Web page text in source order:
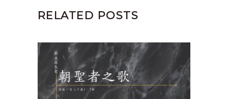
RELATED POSTS